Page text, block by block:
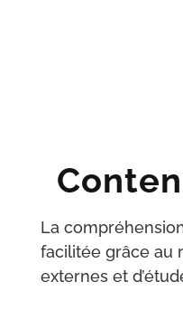
La
facilitée grâce au
externes et